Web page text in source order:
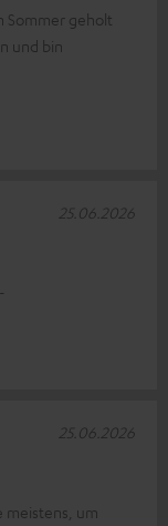
Sommer geholt
und bin
25.06.2026
meistens, um
25.06.2026